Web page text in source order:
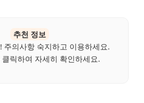
추천 정보
주의사항 숙지하고 이용하세요.
릭하여 자세히 확인하세요.